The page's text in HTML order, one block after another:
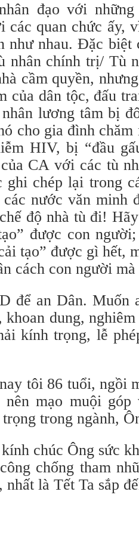
đạo với
các quan chức ấy,
như nhau. Đặc biệt
nhân chính trị/ Tù
cầm quyền,
của dân tộc, đấu
lương tâm bị
cho gia đình
HIV, bị “đầu
CA với các tù
ghi chép lại trong
nước văn minh
độ nhà tù đi!
được con
tạo” được gì hết,
cách con người
để an Dân. Muốn
khoan dung,
kính trọng, lễ
tôi 86 tuổi, ngồi
mạo muội
trong ngành,
chúc Ông sức
chống tham
là Tết Ta sắp